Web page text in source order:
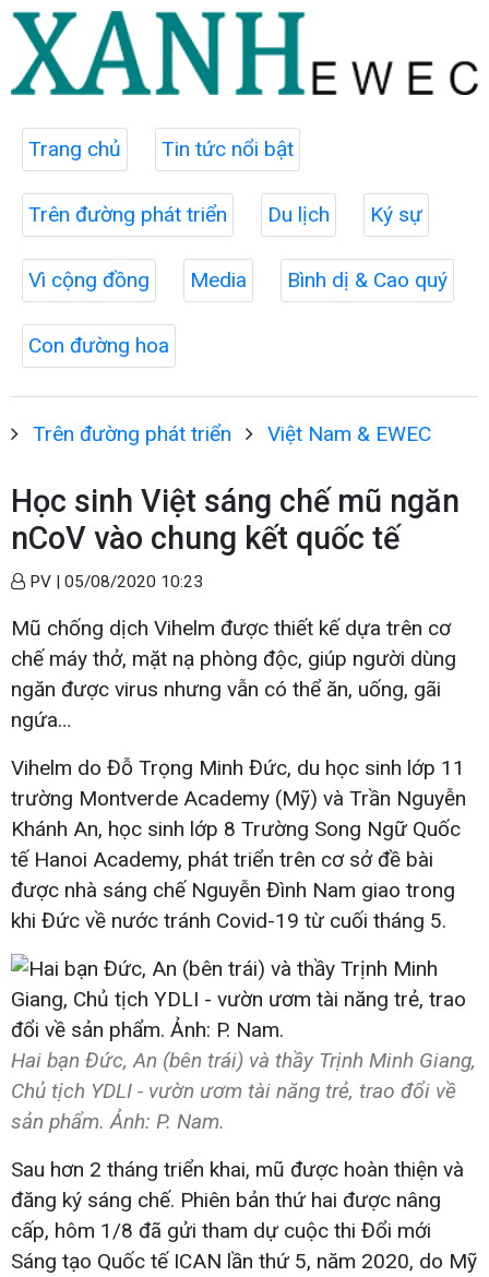
Trang chủ Tin tức nổi bật
Trên đường phát triển Du lịch Ký sự
Vì cộng đồng Media Bình dị & Cao quý
Con đường hoa
Trên đường phát triển Việt Nam & EWEC
Học sinh Việt sáng chế mũ ngăn
nCoV vào chung kết quốc tế
PV | 05/08/2020 10:23
Mũ chống dịch Vihelm được thiết kế dựa trên cơ
chế máy thở, mặt nạ phòng độc, giúp người dùng
ngăn được virus nhưng vẫn có thể ăn, uống, gãi
ngứa…
Vihelm do Đỗ Trọng Minh Đức, du học sinh lớp 11
trường Montverde Academy (Mỹ) và Trần Nguyễn
Khánh An, học sinh lớp 8 Trường Song Ngữ Quốc
tế Hanoi Academy, phát triển trên cơ sở đề bài
được nhà sáng chế Nguyễn Đình Nam giao trong
khi Đức về nước tránh Covid-19 từ cuối tháng 5.
Hai bạn Đức, An (bên trái) và thầy Trịnh Minh Giang,
Chủ tịch YDLI - vườn ươm tài năng trẻ, trao đổi về
sản phẩm. Ảnh: P. Nam.
Sau hơn 2 tháng triển khai, mũ được hoàn thiện và
đăng ký sáng chế. Phiên bản thứ hai được nâng
cấp, hôm 1/8 đã gửi tham dự cuộc thi Đổi mới
Sáng tạo Quốc tế ICAN lần thứ 5, năm 2020, do Mỹ